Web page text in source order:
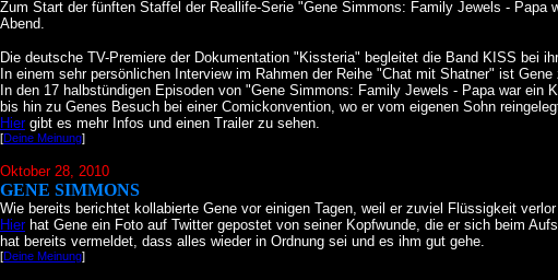
Zum Start der fünften Staffel der Reallife-Serie "Gene Simmons: Family Jewels -
Abend.
Die deutsche TV-Premiere der Dokumentation "Kissteria" begleitet die Band KISS bei
In einem sehr persönlichen Interview im Rahmen der Reihe "Chat mit Shatner" ist Gene
In den 17 halbstündigen Episoden von "Gene Simmons: Family Jewels - Papa war
bis hin zu Genes Besuch bei einer Comickonvention, wo er vom eigenen Sohn
Hiergibt es mehr Infos und einen Trailer zu sehen.
[Deine Meinung]
Oktober 28, 2010
GENE SIMMONS
Wie bereits berichtet kollabierte Gene vor einigen Tagen, weil er zuviel Flüssigkeit
Hierhat Gene ein Foto auf Twitter gepostet von seiner Kopfwunde, die er sich beim
hat bereits vermeldet, dass alles wieder in Ordnung sei und es ihm gut gehe.
[Deine Meinung]